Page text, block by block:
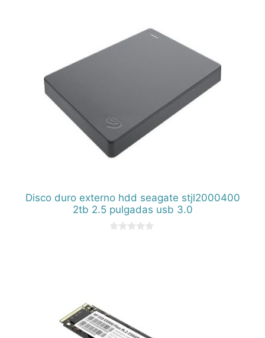
Disco duro externo hdd seagate stjl2000400
2tb 2.5 pulgadas usb 3.0